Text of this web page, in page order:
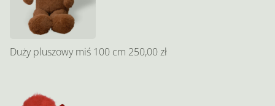
Duży pluszowy miś 100 cm 250,00 zł